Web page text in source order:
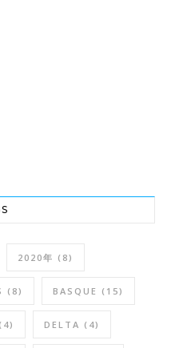
2020年 (8)
(8) BASQUE (15)
(4) DELTA (4)